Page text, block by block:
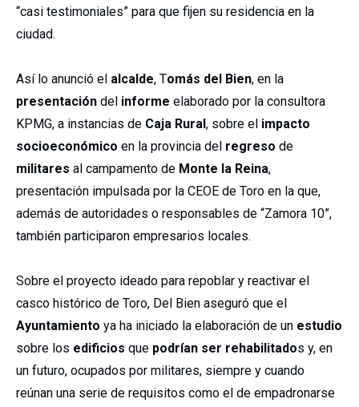
“casi testimoniales” para que fijen su residencia en la
ciudad.
Así lo anunció el alcalde, Tomás del Bien, en la
presentación del informe elaborado por la consultora
KPMG, a instancias de Caja Rural, sobre el impacto
socioeconómico en la provincia del regreso de
militares al campamento de Monte la Reina,
presentación impulsada por la CEOE de Toro en la que,
además de autoridades o responsables de “Zamora 10”,
también participaron empresarios locales.
Sobre el proyecto ideado para repoblar y reactivar el
casco histórico de Toro, Del Bien aseguró que el
Ayuntamiento ya ha iniciado la elaboración de un estudio
sobre los edificios que podrían ser rehabilitados y, en
un futuro, ocupados por militares, siempre y cuando
reúnan una serie de requisitos como el de empadronarse